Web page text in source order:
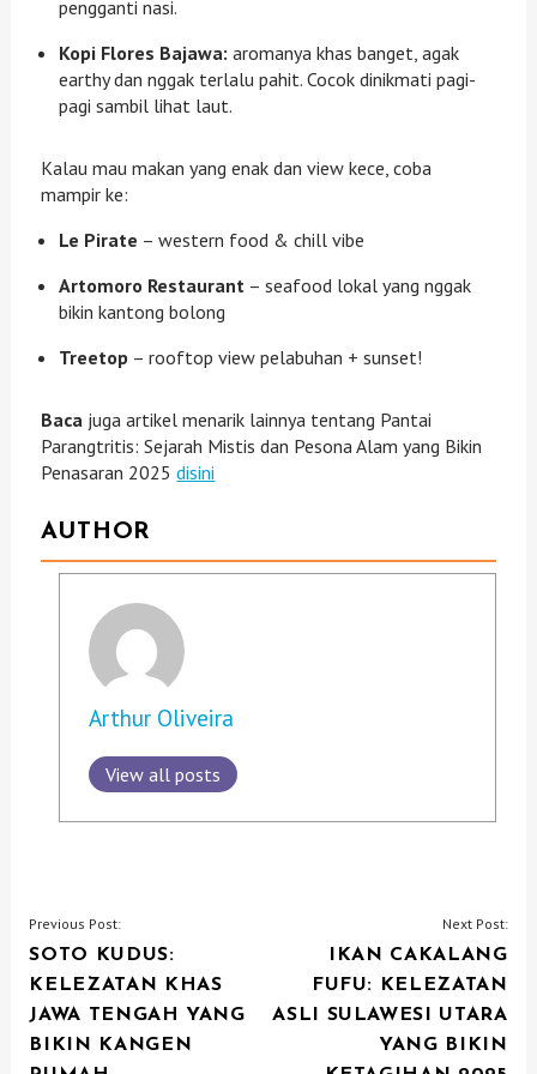
pengganti nasi.
Kopi Flores Bajawa: aromanya khas banget, agak
earthy dan nggak terlalu pahit. Cocok dinikmati pagi-
pagi sambil lihat laut.
Kalau mau makan yang enak dan view kece, coba
mampir ke:
Le Pirate – western food & chill vibe
Artomoro Restaurant – seafood lokal yang nggak
bikin kantong bolong
Treetop – rooftop view pelabuhan + sunset!
Baca juga artikel menarik lainnya tentang Pantai
Parangtritis: Sejarah Mistis dan Pesona Alam yang Bikin
Penasaran 2025disini
AUTHOR
Arthur Oliveira
View all posts
P
O
S
T
Previous Post:
SOTO KUDUS:
KELEZATAN KHAS
JAWA TENGAH YANG
BIKIN KANGEN
Next Post:
IKAN CAKALANG
FUFU: KELEZATAN
ASLI SULAWESI UTARA
YANG BIKIN